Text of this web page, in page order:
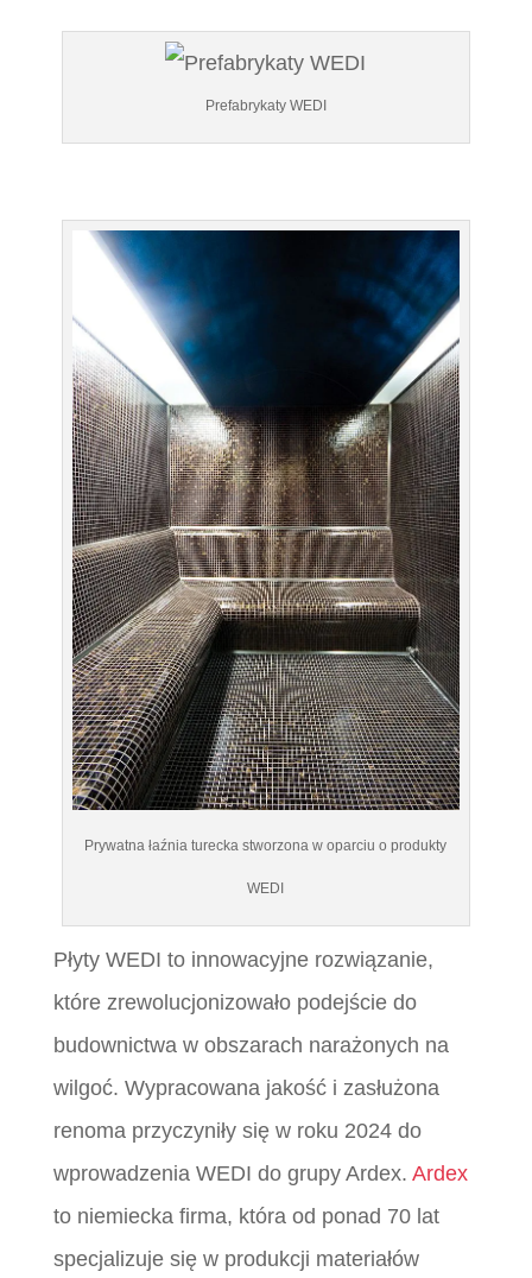
Prefabrykaty WEDI
Prywatna łaźnia turecka stworzona w oparciu o produkty
WEDI
Płyty WEDI to innowacyjne rozwiązanie,
które zrewolucjonizowało podejście do
budownictwa w obszarach narażonych na
wilgoć. Wypracowana jakość i zasłużona
renoma przyczyniły się w roku 2024 do
wprowadzenia WEDI do grupy Ardex. Ardex
to niemiecka firma, która od ponad 70 lat
specjalizuje się w produkcji materiałów